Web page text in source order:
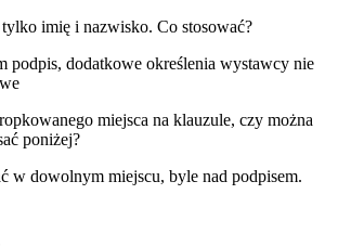
imię i nazwisko. Co stosować?
podpis, dodatkowe określenia wystawcy nie
miejsca na klauzule, czy można
poniżej?
w dowolnym miejscu, byle nad podpisem.